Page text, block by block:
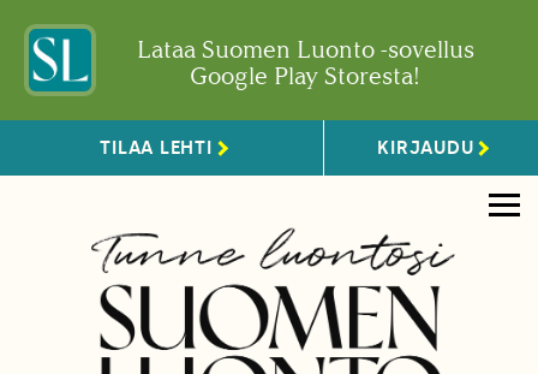
Lataa Suomen Luonto -sovellus
Google Play Storesta!
TILAA LEHTI KIRJAUDU